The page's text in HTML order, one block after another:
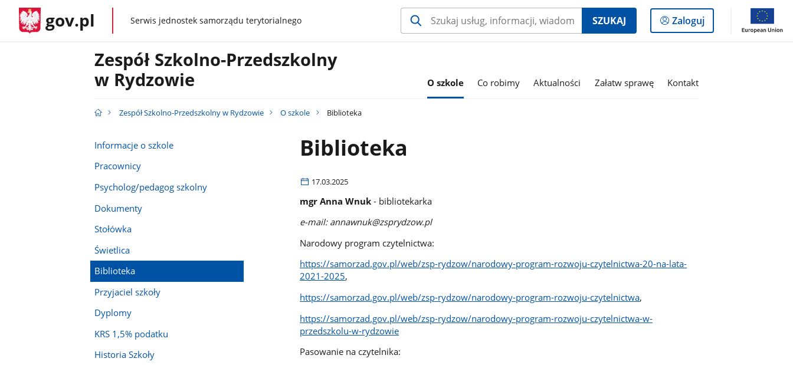
gov.pl gov.plSerwis jednostek samorządu terytorialnego SZUKAJ
Logowanie
do
Zaloguj
Zespół Szkolno-Przedszkolny
w Rydzowie
O szkole Co robimy Aktualności Załatw sprawę Kontakt
Zespół Szkolno-Przedszkolny w Rydzowie O szkole Biblioteka
Informacje o szkole
Pracownicy
Psycholog/pedagog szkolny
Dokumenty
Stołówka
Świetlica
Biblioteka
Przyjaciel szkoły
Dyplomy
KRS 1,5% podatku
Historia Szkoły
Biblioteka
17.03.2025
mgr Anna Wnuk - bibliotekarka
e-mail: annawnuk@zsprydzow.pl
Narodowy program czytelnictwa:
https://samorzad.gov.pl/web/zsp-rydzow/narodowy-program-rozwoju-czytelnictwa-20-na-lata-
2021-2025,
https://samorzad.gov.pl/web/zsp-rydzow/narodowy-program-rozwoju-czytelnictwa,
https://samorzad.gov.pl/web/zsp-rydzow/narodowy-program-rozwoju-czytelnictwa-w-
przedszkolu-w-rydzowie
Pasowanie na czytelnika: